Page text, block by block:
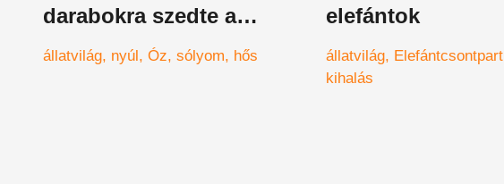
darabokra szedte a
nyúllakomára készülő
sólymot - videó
állatvilág nyúl Óz sólyom hős
elefántok
állatvilág Elefántcsontpart
kihalás